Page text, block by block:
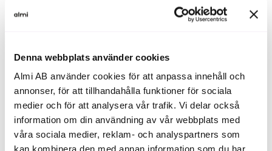
Denna webbplats använder cookies
Almi AB använder cookies för att anpassa innehåll och
annonser, för att tillhandahålla funktioner för sociala
medier och för att analysera vår trafik. Vi delar också
information om din användning av vår webbplats med
våra sociala medier, reklam- och analyspartners som
kan kombinera den med annan information som du har